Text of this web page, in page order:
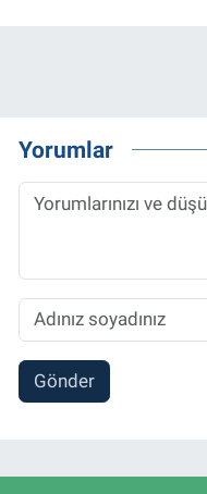
Yorumlar
Gönder